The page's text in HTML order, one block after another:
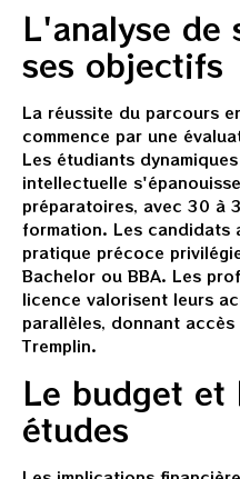
L'analyse de
ses objectifs
La réussite du parcours
commence par une
Les étudiants
intellectuelle
préparatoires, avec 30 à
formation. Les candidats
pratique précoce
Bachelor ou BBA. Les
licence valorisent leurs
parallèles, donnant
Tremplin.
Le budget et
études